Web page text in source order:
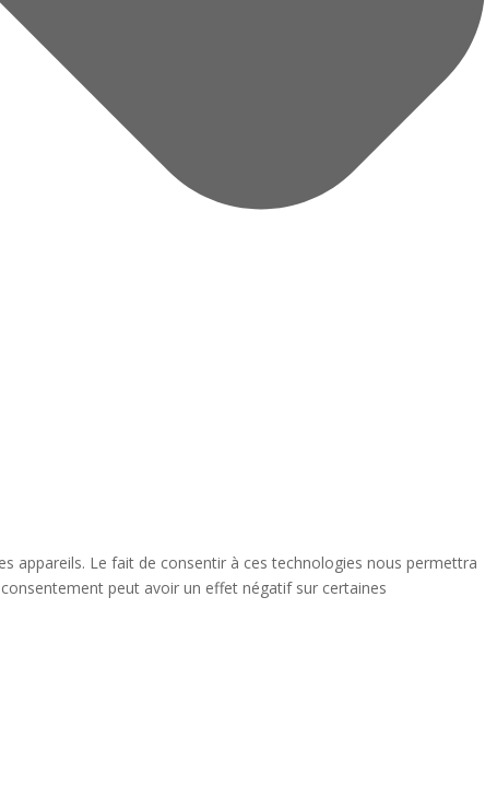
appareils. Le fait de consentir à ces technologies nous permettra
peut avoir un effet négatif sur certaines